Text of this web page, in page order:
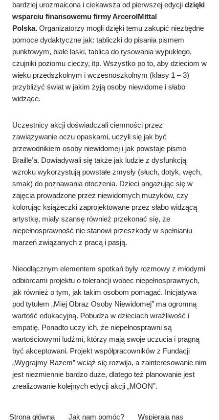
bardziej urozmaicona i ciekawsza od pierwszej edycji dzięki
wsparciu finansowemu firmy ArcerolMittal
Polska. Organizatorzy mogli dzięki temu zakupić niezbędne
pomoce dydaktyczne jak: tabliczki do pisania pismem
punktowym, białe laski, tablica do rysowania wypukłego,
czujniki poziomu cieczy, itp. Wszystko po to, aby dzieciom w
wieku przedszkolnym i wczesnoszkolnym (klasy 1 – 3)
przybliżyć świat w jakim żyją osoby niewidome i słabo
widzące.
Uczestnicy akcji doświadczali ciemności przez
zawiązywanie oczu opaskami, uczyli się jak być
przewodnikiem osoby niewidomej i jak powstaje pismo
Braille’a. Dowiadywali się także jak ludzie z dysfunkcją
wzroku wykorzystują powstałe zmysły (słuch, dotyk, węch,
smak) do poznawania otoczenia. Dzieci angażując się w
zajęcia prowadzone przez niewidomych muzyków, czy
kolorując książeczki zaprojektowane przez słabo widzącą
artystkę, miały szansę również przekonać się, że
niepełnosprawność nie stanowi przeszkody w spełnianiu
marzeń związanych z pracą i pasją.
Nieodłącznym elementem spotkań były rozmowy z młodymi
odbiorcami projektu o tolerancji wobec niepełnosprawnych,
jak również o tym, jak takim osobom pomagać. Inicjatywa
pod tytułem „Miej Obraz Osoby Niewidomej” ma ogromną
wartość edukacyjną. Pobudza w dzieciach wrażliwość i
empatię. Ponadto uczy ich, że niepełnosprawni są
wartościowymi ludźmi, którzy mają swoje uczucia i pragną
być akceptowani. Projekt współpracowników z Fundacji
„Wygrajmy Razem” wciąż się rozwija, a zainteresowanie nim
jest niezmiennie bardzo duże, dlatego też planowanie jest
zrealizowanie kolejnych edycji akcji „MOON”.
Strona główna Jak nam pomóc? Wspierają nas